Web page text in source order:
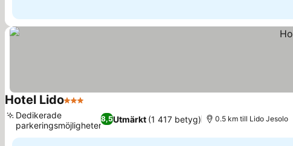
Hotel Lido3 Stjärnor
8,5Utmärkt (1 417 betyg)
Dedikerade
parkeringsmöjligheter
0.5 km till Lido Jesolo